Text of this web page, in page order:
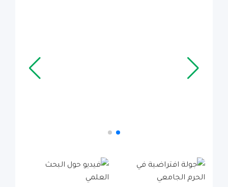
عرض مرئي لأنشطة البحث العلمي.
Activit�s